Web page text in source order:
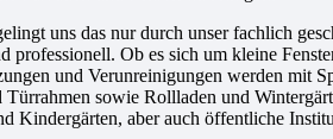
uns das nur durch unser fachlich
Ob es sich um kleine
und Verunreinigungen werden mit
sowie Rollladen und
Kindergärten, aber auch öffentliche